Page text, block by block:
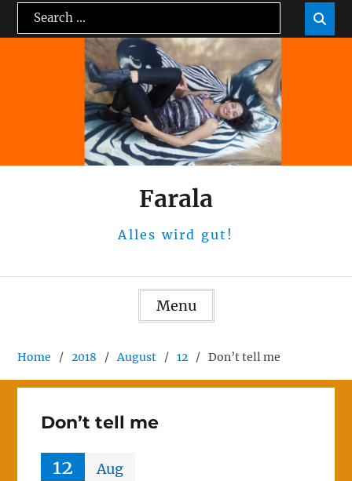
Search
for:

Farala
Alles wird gut!
Menu
Home 2018 August 12 Don’t tell me
Don’t tell me
12 Aug